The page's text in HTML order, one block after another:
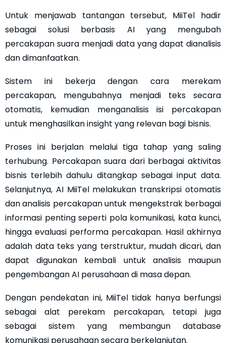
Untuk menjawab tantangan tersebut, MiiTel hadir
sebagai solusi berbasis AI yang mengubah
percakapan suara menjadi data yang dapat dianalisis
dan dimanfaatkan.
Sistem ini bekerja dengan cara merekam
percakapan, mengubahnya menjadi teks secara
otomatis, kemudian menganalisis isi percakapan
untuk menghasilkan insight yang relevan bagi bisnis.
Proses ini berjalan melalui tiga tahap yang saling
terhubung. Percakapan suara dari berbagai aktivitas
bisnis terlebih dahulu ditangkap sebagai input data.
Selanjutnya, AI MiiTel melakukan transkripsi otomatis
dan analisis percakapan untuk mengekstrak berbagai
informasi penting seperti pola komunikasi, kata kunci,
hingga evaluasi performa percakapan. Hasil akhirnya
adalah data teks yang terstruktur, mudah dicari, dan
dapat digunakan kembali untuk analisis maupun
pengembangan AI perusahaan di masa depan.
Dengan pendekatan ini, MiiTel tidak hanya berfungsi
sebagai alat perekam percakapan, tetapi juga
sebagai sistem yang membangun database
komunikasi perusahaan secara berkelanjutan.